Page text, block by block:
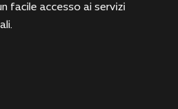
facile accesso ai servizi